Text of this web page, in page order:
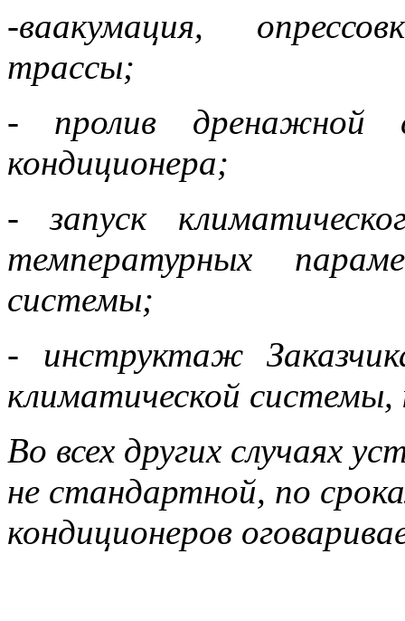
-ваакумация,
трассы;
- пролив дренажной
кондиционера;
- запуск
температурных
системы;
- инструктаж
климатической системы,
Во всех других случаях
не стандартной, по
кондиционеров